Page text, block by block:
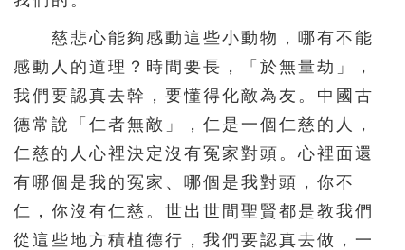
慈悲心能夠感動這些小動物，哪有不能
感動人的道理？時間要長，「於無量劫」，
我們要認真去幹，要懂得化敵為友。中國古
德常說「仁者無敵」，仁是一個仁慈的人，
仁慈的人心裡決定沒有冤家對頭。心裡面還
有哪個是我的冤家、哪個是我對頭，你不
仁，你沒有仁慈。世出世間聖賢都是教我們
從這些地方積植德行，我們要認真去做，一